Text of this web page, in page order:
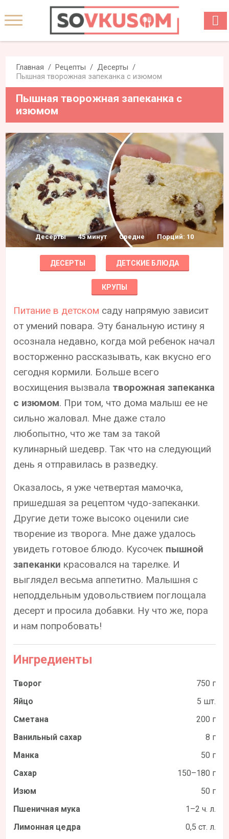
Главная Рецепты
Десерты
Пышная творожная запеканка с изюмом
Пышная творожная запеканка с
изюмом
Десерты 45 минут Средне Порций: 10
ДЕСЕРТЫ ДЕТСКИЕ БЛЮДА
КРУПЫ
Питание в детском саду напрямую зависит
от умений повара. Эту банальную истину я
осознала недавно, когда мой ребенок начал
восторженно рассказывать, как вкусно его
сегодня кормили. Больше всего
восхищения вызвала творожная запеканка
с изюмом. При том, что дома малыш ее не
сильно жаловал. Мне даже стало
любопытно, что же там за такой
кулинарный шедевр. Так что на следующий
день я отправилась в разведку.
Оказалось, я уже четвертая мамочка,
пришедшая за рецептом чудо-запеканки.
Другие дети тоже высоко оценили сие
творение из творога. Мне даже удалось
увидеть готовое блюдо. Кусочек пышной
запеканки красовался на тарелке. И
выглядел весьма аппетитно. Малышня с
неподдельным удовольствием поглощала
десерт и просила добавки. Ну что же, пора
и нам попробовать!
Ингредиенты
Творог
750 г
Яйцо
5 шт.
Сметана
200 г
Ванильный сахар
8 г
Манка
50 г
Сахар
150–180 г
Изюм
50 г
Пшеничная мука
1–2 ч. л.
Лимонная цедра
0,5 ст. л.